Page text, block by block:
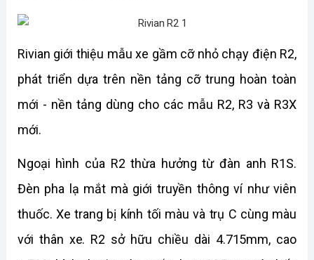
Rivian giới thiệu mẫu xe gầm cỡ nhỏ chạy điện R2,
phát triển dựa trên nền tảng cỡ trung hoàn toàn
mới - nền tảng dùng cho các mẫu R2, R3 và R3X
mới.
Ngoại hình của R2 thừa hưởng từ đàn anh R1S.
Đèn pha lạ mắt mà giới truyền thông ví như viên
thuốc. Xe trang bị kính tối màu và trụ C cùng màu
với thân xe. R2 sở hữu chiều dài 4.715mm, cao